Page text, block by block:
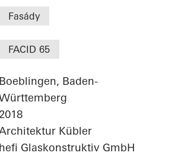
Fasády
FACID 65
Boeblingen, Baden-
2018
Kübler
hefi Glaskonstruktiv GmbH